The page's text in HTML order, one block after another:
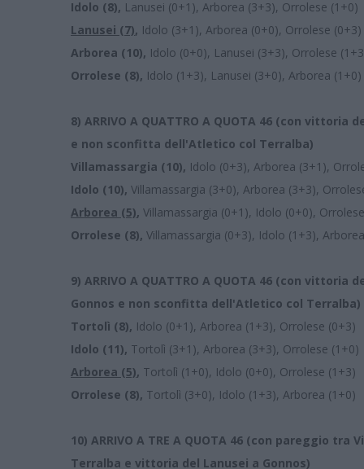
Idolo (8), Lanusei (0+1), Arborea (3+3), Orrolese (1+0)
Lanusei (7), Idolo (3+1), Arborea (0+0), Orrolese (0+3)
Arborea (10), Idolo (0+0), Lanusei (3+3), Orrolese
Orrolese (8), Idolo (1+3), Lanusei (3+0), Arborea (1+0)
8) ARRIVO A QUATTRO A QUOTA 46 (con
e non sconfitta dell'Atletico col Terralba)
Villamassargia (10), Idolo (0+3), Arborea (3+1),
Idolo (10), Villamassargia (3+0), Arborea (3+3),
Arborea (5), Villamassargia (0+1), Idolo (0+0),
Orrolese (8), Villamassargia (0+3), Idolo (1+3),
9) ARRIVO A QUATTRO A QUOTA 46 (con
Gonnos e non sconfitta dell'Atletico col Terralba)
Tortolì (8), Idolo (0+1), Arborea (1+3), Orrolese (0+3)
Idolo (11), Tortolì (3+1), Arborea (3+3), Orrolese (1+0)
Arborea (5), Tortolì (1+0), Idolo (0+0), Orrolese (1+3)
Orrolese (8), Tortolì (3+0), Idolo (1+3), Arborea (1+0)
10) ARRIVO A TRE A QUOTA 46 (con pareggio
Terralba e vittoria del Lanusei a Gonnos)